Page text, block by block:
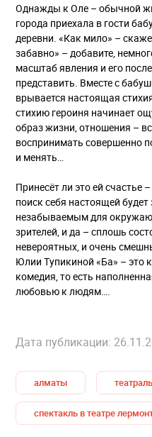
Однажды к Оле – обычной
города приехала в гости
деревни. «Как мило» –
забавно» – добавите,
масштаб явления и его
представить. Вместе с
врывается настоящая
стихию героиня начинает
образ жизни, отношения –
воспринимать совершенно
и менять…
Принесёт ли это ей счастье
поиск себя настоящей
незабываемым для
зрителей, и да – сплошь
невероятных, и очень
Юлии Тупикиной «Ба» – это
комедия, то есть
любовью к людям….
Дата публикации:
алматы
спектакль в театре